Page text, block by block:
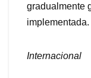
gradualmente
implementada.
Internacional